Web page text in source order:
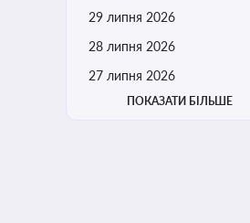
29 липня 2026
28 липня 2026
27 липня 2026
ПОКАЗАТИ БІЛЬШЕ